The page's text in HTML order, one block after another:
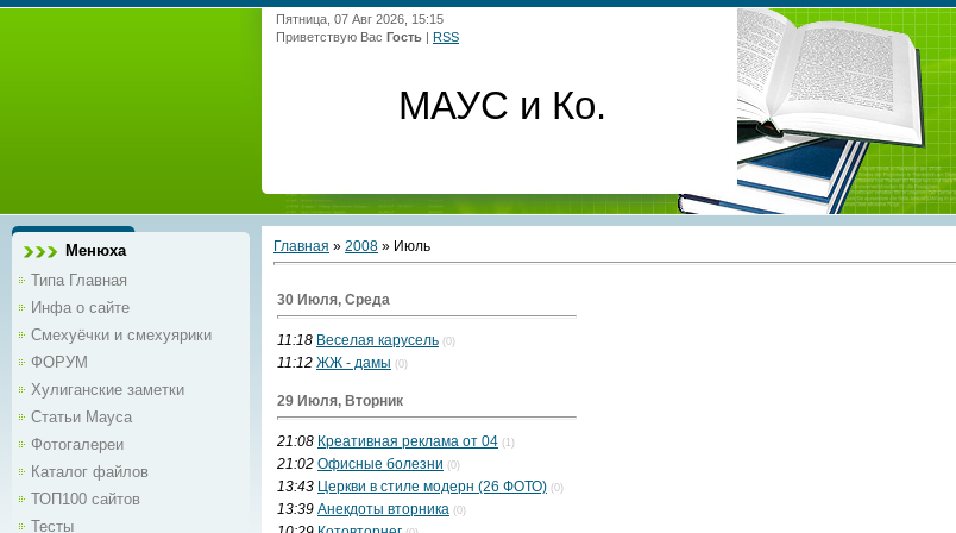
Пятница, 07 Авг 2026, 15:15
Приветствую Вас Гость | RSS
МАУС и Ко.
Менюха
Типа Главная
Инфа о сайте
Смехуёчки и смехуярики
ФОРУМ
Хулиганские заметки
Статьи Мауса
Фотогалереи
Каталог файлов
ТОП100 сайтов
Тесты
Главная » 2008 » Июль
30 Июля, Среда
11:18 Веселая карусель (0)
11:12 ЖЖ - дамы (0)
29 Июля, Вторник
21:08 Креативная реклама от 04 (1)
21:02 Офисные болезни (0)
13:43 Церкви в стиле модерн (26 ФОТО) (0)
13:39 Анекдоты вторника (0)